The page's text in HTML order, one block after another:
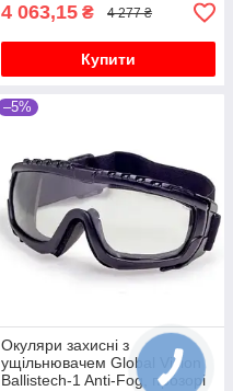
4 063,15 ₴ 4 277 ₴
Купити
–5%
Окуляри захисні з
ущільнювачем Global Vision
Ballistech-1 Anti-Fog, прозорі